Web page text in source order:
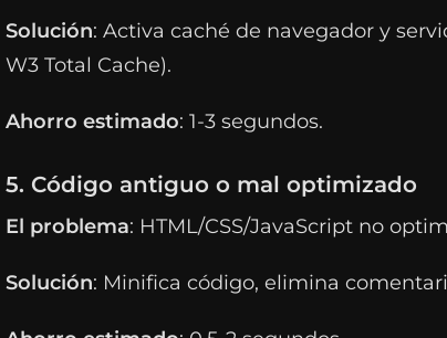
Solución: Activa caché de navegador y
W3 Total Cache).
Ahorro estimado: 1-3 segundos.
5. Código antiguo o mal optimizado
El problema: HTML/CSS/JavaScript no
Solución: Minifica código, elimina